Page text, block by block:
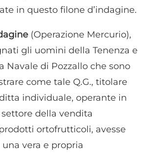
in questo filone d’indagine.
(Operazione Mercurio),
gli uomini della Tenenza e
Navale di Pozzallo che sono
come tale Q.G., titolare
individuale, operante in
settore della vendita
ortofrutticoli, avesse
vera e propria